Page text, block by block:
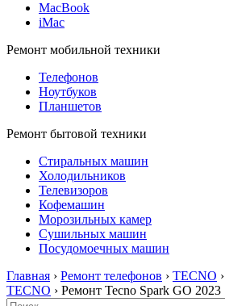
MacBook
iMac
Ремонт мобильной техники
Телефонов
Ноутбуков
Планшетов
Ремонт бытовой техники
Стиральных машин
Холодильников
Телевизоров
Кофемашин
Морозильных камер
Сушильных машин
Посудомоечных машин
Главная › Ремонт телефонов › TECNO ›
TECNO › Ремонт Tecno Spark GO 2023